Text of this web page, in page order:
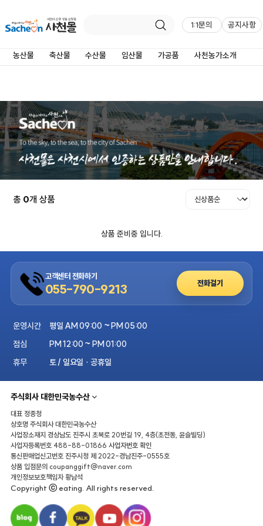
1:1문의 공지사항
농산물 축산물 수산물 임산물 가공품 사천농가소개
총 0개 상품
상품 준비중 입니다.
고객센터 전화하기
055-790-9213 전화걸기
운영시간
평일 AM 09:00 ~ PM 05:00
점심
PM 12:00 ~ PM 01:00
휴무
토 / 일요일 · 공휴일
주식회사 대한민국농수산
대표 정종청
상호명 주식회사 대한민국농수산
사업장소재지 경상남도 진주시 초북로 20번길 19, 4층(초전동, 윤슬빌딩)
사업자등록번호 488-88-01866 사업자번호 확인
통신판매업신고번호 진주시청 제 2022-경남진주-0555호
상품 입점문의 coupanggift@naver.com
개인정보보호책임자황남석
Copyright ⓒ eating. All rights reserved.